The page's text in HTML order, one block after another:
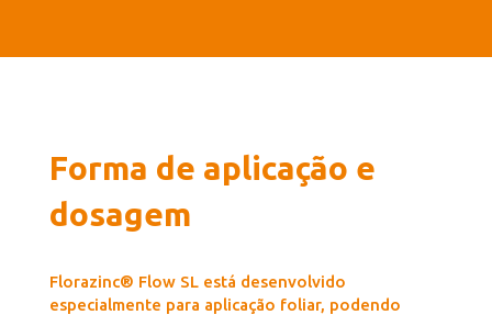
Forma de aplicação e
dosagem
Florazinc® Flow SL está desenvolvido
especialmente para aplicação foliar, podendo